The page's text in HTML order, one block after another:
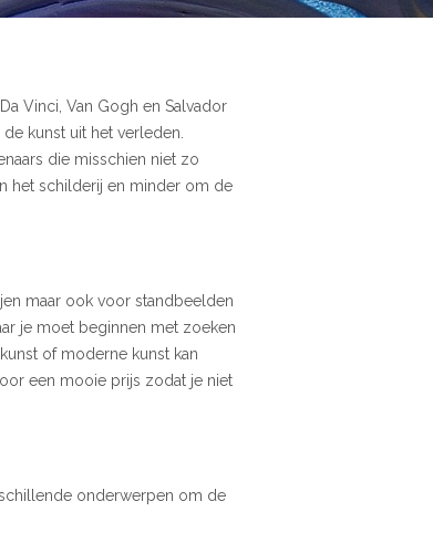
Vinci, Van Gogh en Salvador
kunst uit het verleden.
die misschien niet zo
het schilderij en minder om de
maar ook voor standbeelden
je moet beginnen met zoeken
of moderne kunst kan
een mooie prijs zodat je niet
onderwerpen om de